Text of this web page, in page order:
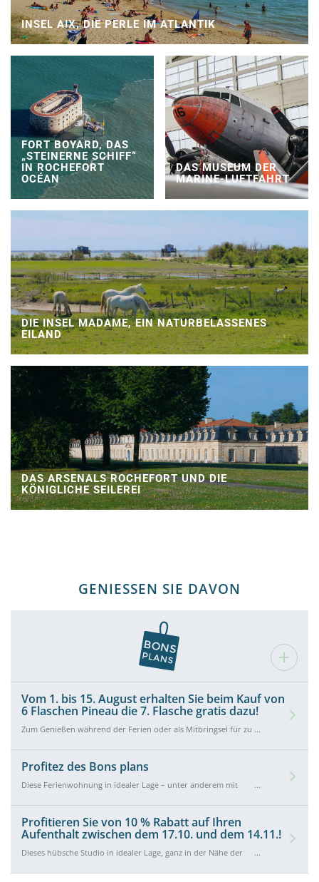
INSEL AIX, DIE PERLE IM ATLANTIK
FORT BOYARD, DAS
„STEINERNE SCHIFF“
IN ROCHEFORT
OCÉAN
DAS MUSEUM DER
MARINE-LUFTFAHRT
DIE INSEL MADAME, EIN NATURBELASSENES
EILAND
DAS ARSENALS ROCHEFORT UND DIE
KÖNIGLICHE SEILEREI
GENIESSEN SIE DAVON
Vom 1. bis 15. August erhalten Sie beim Kauf von
6 Flaschen Pineau die 7. Flasche gratis dazu!
Zum Genießen während der Ferien oder als Mitbringsel für zu
l'Alambic erhalten Sie die 7. Flasche gratis dazu. Das Angebot gilt
Profitez des Bons plans
Diese Ferienwohnung in idealer Lage – unter anderem mit
Rochefort – bieten wir Ihnen zum Sonderpreis von 260 € statt
29. August an! Zögern Sie nicht, zu buchen!
Profitieren Sie von 10 % Rabatt auf Ihren
Aufenthalt zwischen dem 17.10. und dem 14.11.!
Dieses hübsche Studio in idealer Lage, ganz in der Nähe der
Ihre dreiwöchige Anmietung zwischen dem 17. Oktober und